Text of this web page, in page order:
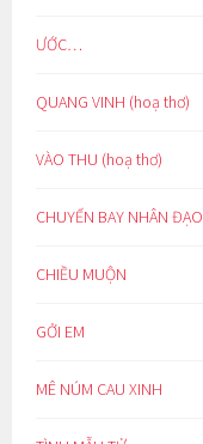
ƯỚC…
QUANG VINH (hoạ thơ)
VÀO THU (hoạ thơ)
CHUYẾN BAY NHÂN ĐẠO
CHIỀU MUỘN
GỞI EM
MÊ NÚM CAU XINH